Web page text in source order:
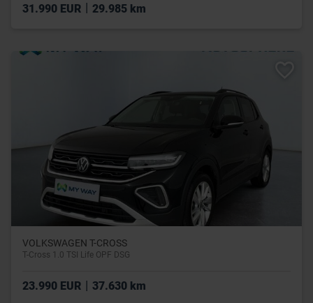
31.990 EUR 29.985 km
VOLKSWAGEN T-CROSS
T-Cross 1.0 TSI Life OPF DSG
23.990 EUR | 37.630 km